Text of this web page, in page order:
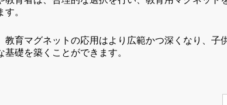
。
教育マグネットの応用はより広範かつ深くなり、
礎を築くことができます。